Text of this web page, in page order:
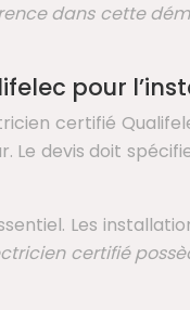
dans cette
pour
certifié
devis doit
Les
certifié